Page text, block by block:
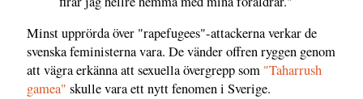
Minst upprörda över "rapefugees"-attackerna verkar de
svenska feministerna vara. De vänder offren ryggen genom
att vägra erkänna att sexuella övergrepp som "Taharrush
gamea" skulle vara ett nytt fenomen i Sverige.